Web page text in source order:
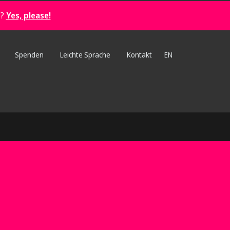
Yes, please!
Spenden Leichte Sprache Kontakt EN